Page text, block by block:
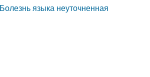
Болезнь языка неуточненная